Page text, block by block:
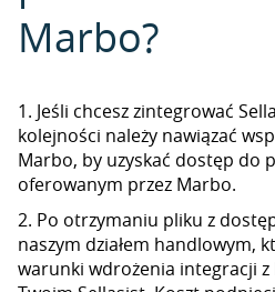
Marbo?
1. Jeśli chcesz zintegrować
kolejności należy nawiązać
Marbo, by uzyskać dostęp do
oferowanym przez Marbo.
2. Po otrzymaniu pliku z
naszym działem handlowym,
warunki wdrożenia integracji